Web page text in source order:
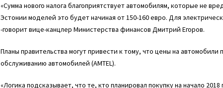
«Сумма нового налога благоприятствует автомобилям, которые не
Эстонии моделей это будет начиная от 150-160 евро. Для
-говорит вице-канцлер Министерства финансов Дмитрий Егоров.
Планы правительства могут привести к тому, что цены на
обслуживанию автомобилей (AMTEL).
«Логика подсказывает, что те, кто планировал покупку на начало